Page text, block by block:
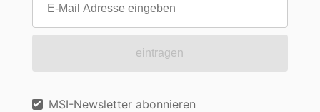
eintragen
MSI-Newsletter abonnieren